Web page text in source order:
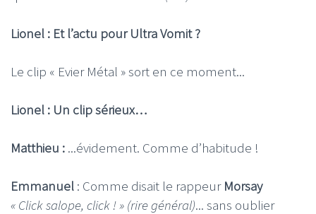
Lionel : Et l’actu pour Ultra Vomit ?
Le clip « Evier Métal » sort en ce moment...
Lionel : Un clip sérieux…
Matthieu : ...évidement. Comme d’habitude !
Emmanuel : Comme disait le rappeur Morsay
« Click salope, click ! » (rire général)... sans oublier